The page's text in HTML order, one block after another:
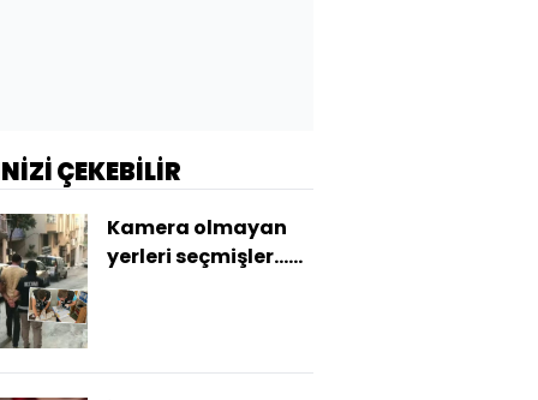
ÇEKEBİLİR
Kamera olmayan
yerleri seçmişler...